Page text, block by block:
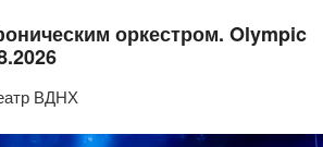
оркестром. Olympic
ВДНХ